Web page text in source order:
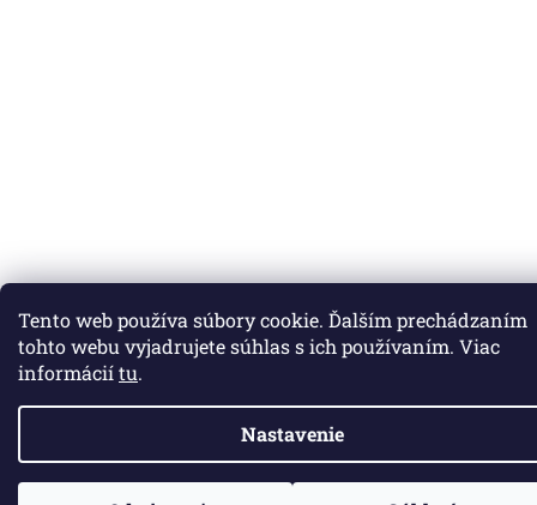
Tento web používa súbory cookie. Ďalším prechádzaním
tohto webu vyjadrujete súhlas s ich používaním. Viac
informáciítu.
Nastavenie